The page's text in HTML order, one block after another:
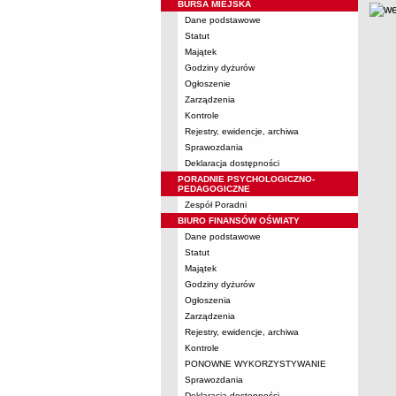
BURSA MIEJSKA
Dane podstawowe
Statut
Majątek
Godziny dyżurów
Ogłoszenie
Zarządzenia
Kontrole
Rejestry, ewidencje, archiwa
Sprawozdania
Deklaracja dostępności
PORADNIE PSYCHOLOGICZNO-
PEDAGOGICZNE
Zespół Poradni
BIURO FINANSÓW OŚWIATY
Dane podstawowe
Statut
Majątek
Godziny dyżurów
Ogłoszenia
Zarządzenia
Rejestry, ewidencje, archiwa
Kontrole
PONOWNE WYKORZYSTYWANIE
Sprawozdania